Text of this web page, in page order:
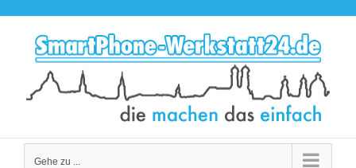
springen
Gehe zu ...